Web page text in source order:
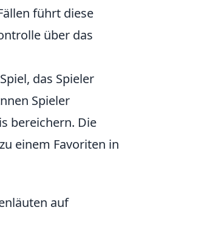
führt diese
über das
das Spieler
Spieler
bereichern. Die
einem Favoriten in
auf